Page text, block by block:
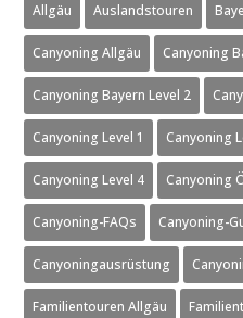
Allgäu Auslandstouren
Canyoning Allgäu Canyoning
Canyoning Bayern Level 2
Canyoning Level 1 Canyoning
Canyoning Level 4 Canyoning
Canyoning-FAQs Canyoning-
Canyoningausrüstung
Familientouren Allgäu